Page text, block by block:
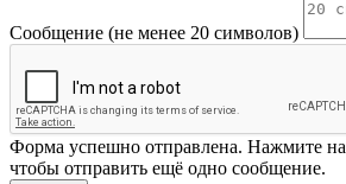
Сообщение (не менее 20 символов)
Форма успешно отправлена. Нажмите на
чтобы отправить ещё одно сообщение.